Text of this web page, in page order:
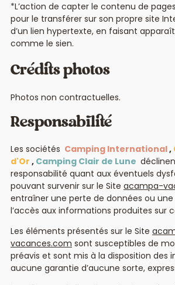
*L’action de capter le contenu de
pour le transférer sur son propre site
d’un lien hypertexte, en faisant
comme le sien.
Crédits photos
Photos non contractuelles.
Responsabilité
Les sociétés Camping International,
d'Or , Camping Clair de Lune
responsabilité quant aux éventuels
pouvant survenir sur le Site acampa-
entraîner une perte de données ou
l’accès aux informations produites sur
Les éléments présentés sur le Site
vacances.com sont susceptibles de
préavis et sont mis à la disposition des
aucune garantie d’aucune sorte,